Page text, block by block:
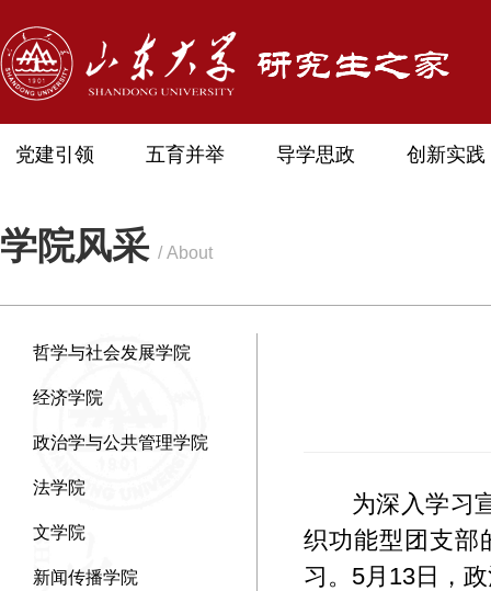
党建引领 五育并举 导学思政 创新实践
学院风采 / About
哲学与社会发展学院
经济学院
政治学与公共管理学院
法学院
文学院
新闻传播学院
为深入学习
织功能型团支部
习。5月13日，